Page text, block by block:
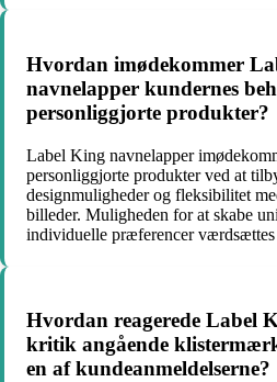
Hvordan imødekommer
navnelapper kundernes
personliggjorte produkter?
Label King navnelapper
personliggjorte produkter ved at
designmuligheder og fleksibilitet
billeder. Muligheden for at skabe
individuelle præferencer værdsættes
Hvordan reagerede Label
kritik angående
en af kundeanmeldelserne?